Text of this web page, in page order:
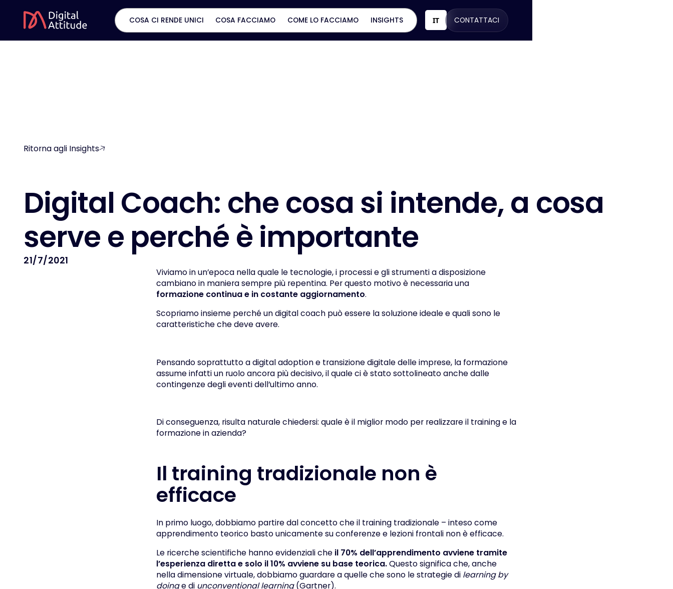
COSA CI RENDE UNICI COSA FACCIAMO COME LO FACCIAMO INSIGHTS IT CONTATTACI
Ritorna agli Insights
Digital Coach: checosa si intende,a cosa
servee perchéèimportante
21/7/2021
Viviamo in un’epoca nella quale le tecnologie, i processi e gli strumenti a disposizione
cambiano in maniera sempre più repentina. Per questo motivo è necessaria una
formazione continua e in costante aggiornamento.
Scopriamo insieme perché un digital coach può essere la soluzione ideale e quali sono le
caratteristiche che deve avere.
Pensando soprattutto adigital adoptione transizione digitale delle imprese, la formazione
assume infatti un ruolo ancora più decisivo, il quale ci è stato sottolineato anche dalle
contingenze degli eventi dell’ultimo anno.
Di conseguenza, risulta naturale chiedersi: quale è il miglior modo per realizzare il training e la
formazione in azienda?
Il training tradizionale non è
efficace
In primo luogo, dobbiamo partire dal concetto che il training tradizionale – inteso come
apprendimento teorico basto unicamente su conferenze e lezioni frontali non è efficace.
Le ricerche scientifiche hanno evidenziali che il 70% dell’apprendimento avviene tramite
l’esperienza diretta e solo il 10% avviene su base teorica.Questo significa che, anche
nella dimensione virtuale, dobbiamo guardare a quelle che sono le strategie di learning by
doinge di unconventional learning(Gartner).